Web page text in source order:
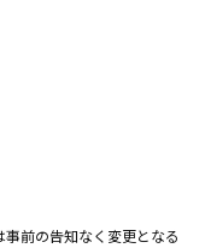
前の告知なく変更となる